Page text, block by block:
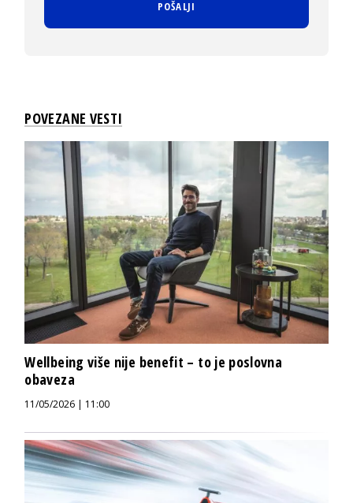
POVEZANE VESTI
Wellbeing više nije benefit – to je poslovna
obaveza
11/05/2026 | 11:00